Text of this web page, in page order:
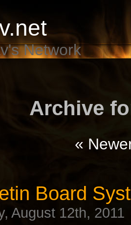
Network
Archive
«
Board
August 12th, 2011